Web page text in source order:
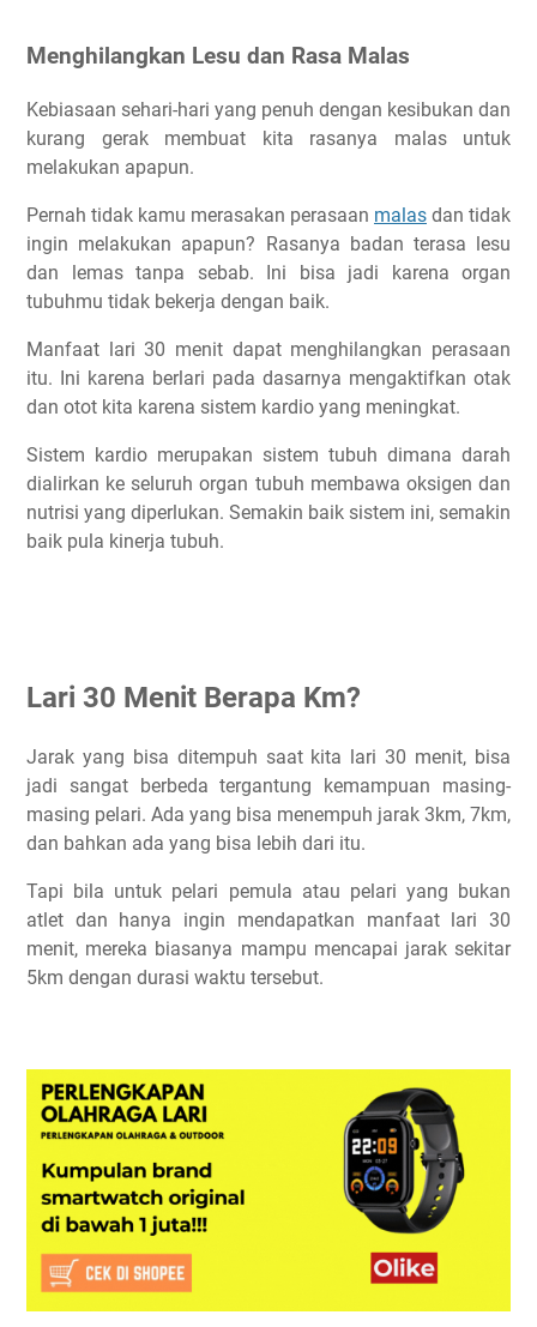
Menghilangkan Lesu dan Rasa Malas
Kebiasaan sehari-hari yang penuh dengan kesibukan dan
kurang gerak membuat kita rasanya malas untuk
melakukan apapun.
Pernah tidak kamu merasakan perasaan malas dan tidak
ingin melakukan apapun? Rasanya badan terasa lesu
dan lemas tanpa sebab. Ini bisa jadi karena organ
tubuhmu tidak bekerja dengan baik.
Manfaat lari 30 menit dapat menghilangkan perasaan
itu. Ini karena berlari pada dasarnya mengaktifkan otak
dan otot kita karena sistem kardio yang meningkat.
Sistem kardio merupakan sistem tubuh dimana darah
dialirkan ke seluruh organ tubuh membawa oksigen dan
nutrisi yang diperlukan. Semakin baik sistem ini, semakin
baik pula kinerja tubuh.
Lari 30 Menit Berapa Km?
Jarak yang bisa ditempuh saat kita lari 30 menit, bisa
jadi sangat berbeda tergantung kemampuan masing-
masing pelari. Ada yang bisa menempuh jarak 3km, 7km,
dan bahkan ada yang bisa lebih dari itu.
Tapi bila untuk pelari pemula atau pelari yang bukan
atlet dan hanya ingin mendapatkan manfaat lari 30
menit, mereka biasanya mampu mencapai jarak sekitar
5km dengan durasi waktu tersebut.